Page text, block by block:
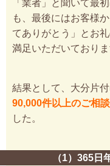
「業者」と聞いて最
も、最後にはお客様
てありがとう」とお
満足いただいておりま
結果として、大分片
90,000件以上のご相
した。
（1）365日